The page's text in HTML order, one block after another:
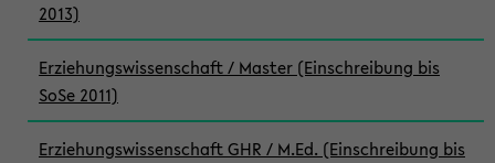
2013)
Erziehungswissenschaft / Master (Einschreibung bis
SoSe 2011)
Erziehungswissenschaft GHR / M.Ed. (Einschreibung bis